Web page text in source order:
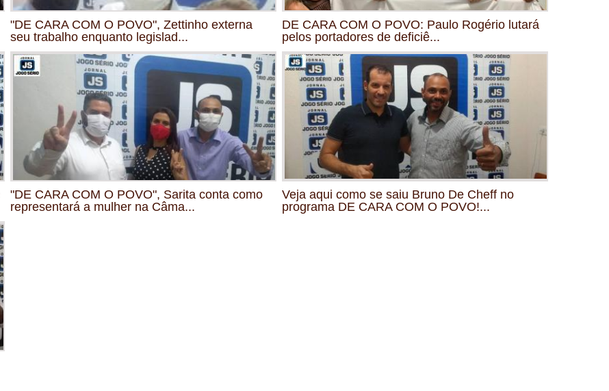
"DE CARA COM O POVO", Zettinho externa
seu trabalho enquanto legislad...
DE CARA COM O POVO: Paulo Rogério lutará
pelos portadores de deficiê...
"DE CARA COM O POVO", Sarita conta como
representará a mulher na Câma...
Veja aqui como se saiu Bruno De Cheff no
programa DE CARA COM O POVO!...